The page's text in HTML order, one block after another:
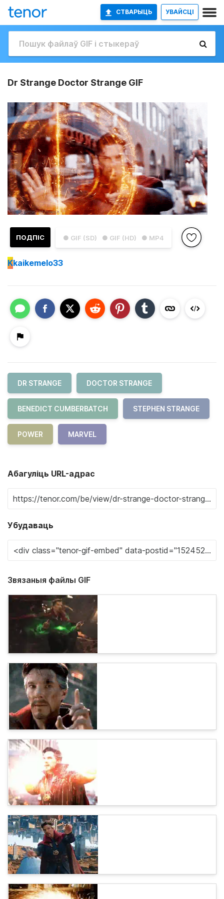
СТВАРЫЦЬ УВАЙСЦІ
Dr Strange Doctor Strange GIF
● GIF (SD) ● GIF (HD) ● MP4
ПОДПІС
Kkaikemelo33
DR STRANGE DOCTOR STRANGE
BENEDICT CUMBERBATCH STEPHEN STRANGE
POWER MARVEL
Абагуліць URL-адрас
Убудаваць
Звязаныя файлы GIF